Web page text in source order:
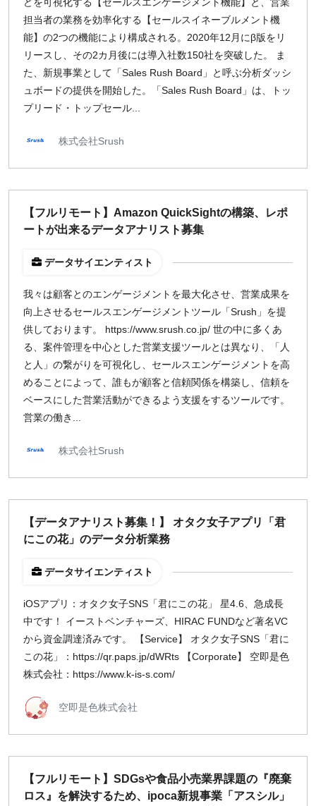
担当者の業務を効率化する【セールスイネーブルメント機
能】の2つの機能により構成される。2020年12月にβ版をリ
リースし、その2カ月後には導入社数150社を突破した。 ま
た、新規事業として「Sales Rush Board」と呼ぶ分析ダッシ
ュボードの提供を開始した。「Sales Rush Board」は、トッ
プリード・トップセール...
株式会社Srush
【フルリモート】Amazon QuickSightの構築、レポ
ートが出来るデータアナリスト募集
データサイエンティスト
我々は顧客とのエンゲージメントを最大化させ、営業成果を
向上させるセールスエンゲージメントツール「Srush」を提
供しております。 https://www.srush.co.jp/ 世の中に多くあ
る、案件管理を中心とした営業支援ツールとは異なり、「人
と人」の繋がりを可視化し、セールスエンゲージメントを高
めることによって、誰もが顧客と信頼関係を構築し、信頼を
ベースにした営業活動ができるよう支援をするツールです。
営業の働き...
株式会社Srush
【データアナリスト募集！】 オタク女子アプリ「君
にこの花」のデータ分析業務
データサイエンティスト
iOSアプリ：オタク女子SNS「君にこの花」 星4.6、急成長
中です！ イーストベンチャーズ、HIRAC FUNDなど著名VC
から資金調達済みです。 【Service】 オタク女子SNS「君に
この花」：https://qr.paps.jp/dWRts 【Corporate】 空即是色
株式会社：https://www.k-is-s.com/
空即是色株式会社
【フルリモート】SDGsや食品小売業界課題の『廃棄
ロス』を解決するため、ipoca新規事業「アスシル」